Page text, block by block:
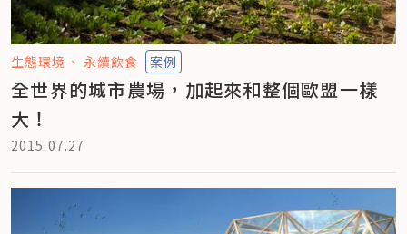
生態環境 永續飲食 案例
全世界的城市農場，加起來和整個歐盟一樣
大！
2015.07.27